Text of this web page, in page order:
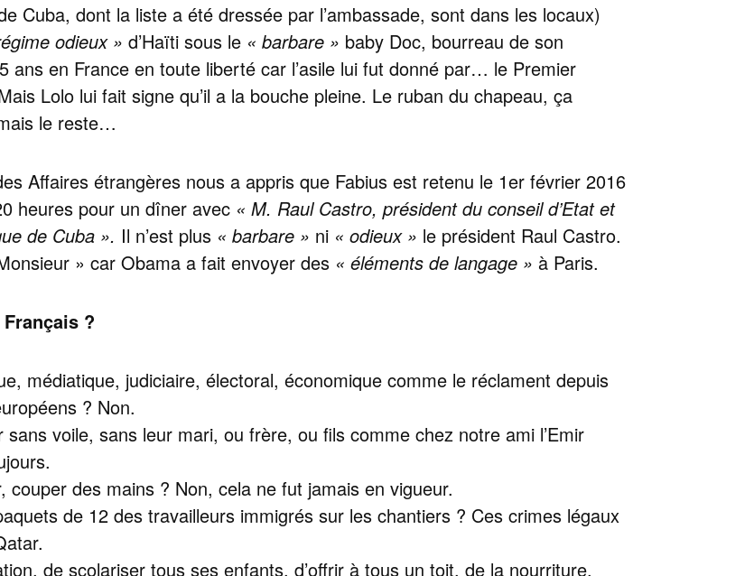
Cuba, dont la liste a été dressée par l’ambassade, sont dans les locaux)
odieux » d’Haïti sous le « barbare » baby Doc, bourreau de son
ans en France en toute liberté car l’asile lui fut donné par… le Premier
Lolo lui fait signe qu’il a la bouche pleine. Le ruban du chapeau, ça
le reste…
Affaires étrangères nous a appris que Fabius est retenu le 1er février 2016
heures pour un dîner avec « M. Raul Castro, président du conseil d’Etat et
de Cuba ». Il n’est plus « barbare » ni « odieux » le président Raul Castro.
» car Obama a fait envoyer des « éléments de langage » à Paris.
?
médiatique, judiciaire, électoral, économique comme le réclament depuis
? Non.
voile, sans leur mari, ou frère, ou fils comme chez notre ami l’Emir
des mains ? Non, cela ne fut jamais en vigueur.
de 12 des travailleurs immigrés sur les chantiers ? Ces crimes légaux
de scolariser tous ses enfants, d’offrir à tous un toit, de la nourriture,